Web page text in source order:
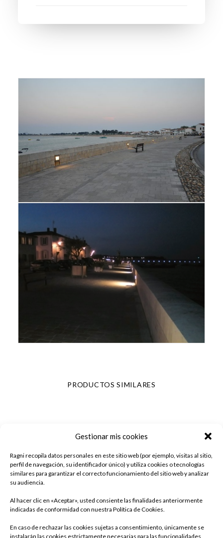
Gestionar mis cookies
Ragni recopila datos personales en este sitio web (por ejemplo, visitas al sitio,
perfil de navegación, su identificador único) y utiliza cookies o tecnologías
similares para garantizar el correcto funcionamiento del sitio web y analizar
su audiencia.
Al hacer clic en «Aceptar», usted consiente las finalidades anteriormente
indicadas de conformidad con nuestra Política de Cookies.
En caso de rechazar las cookies sujetas a consentimiento, únicamente se
instalarán las cookies estrictamente necesarias para las funcionalidades
PRODUCTOS SIMILARES